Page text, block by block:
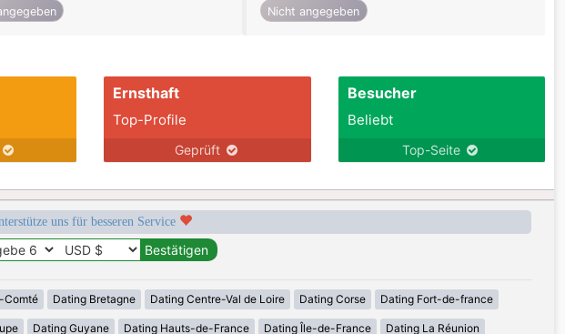
Nicht angegeben
Ernsthaft
Top-Profile
Geprüft
Besucher
Beliebt
Top-Seite
uns für besseren Service
Comté Dating Bretagne Dating Centre-Val de Loire Dating Corse Dating Fort-de-france
Dating Guyane Dating Hauts-de-France Dating Île-de-France Dating La Réunion